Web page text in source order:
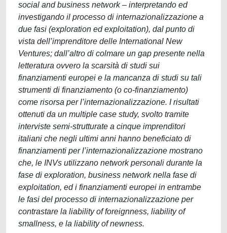
social and business network – interpretando ed
investigando il processo di internazionalizzazione a
due fasi (exploration ed exploitation), dal punto di
vista dell’imprenditore delle International New
Ventures; dall’altro di colmare un gap presente nella
letteratura ovvero la scarsità di studi sui
finanziamenti europei e la mancanza di studi su tali
strumenti di finanziamento (o co-finanziamento)
come risorsa per l’internazionalizzazione. I risultati
ottenuti da un multiple case study, svolto tramite
interviste semi-strutturate a cinque imprenditori
italiani che negli ultimi anni hanno beneficiato di
finanziamenti per l’internazionalizzazione mostrano
che, le INVs utilizzano network personali durante la
fase di exploration, business network nella fase di
exploitation, ed i finanziamenti europei in entrambe
le fasi del processo di internazionalizzazione per
contrastare la liability of foreignness, liability of
smallness, e la liability of newness.